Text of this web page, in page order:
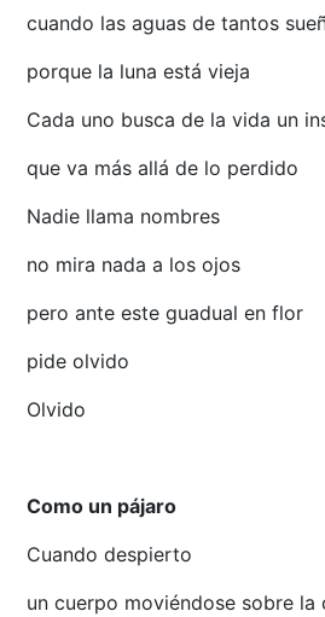
cuando las aguas de tantos
porque la luna está vieja
Cada uno busca de la vida un
que va más allá de lo perdido
Nadie llama nombres
no mira nada a los ojos
pero ante este guadual en flor
pide olvido
Olvido
Como un pájaro
Cuando despierto
un cuerpo moviéndose sobre la